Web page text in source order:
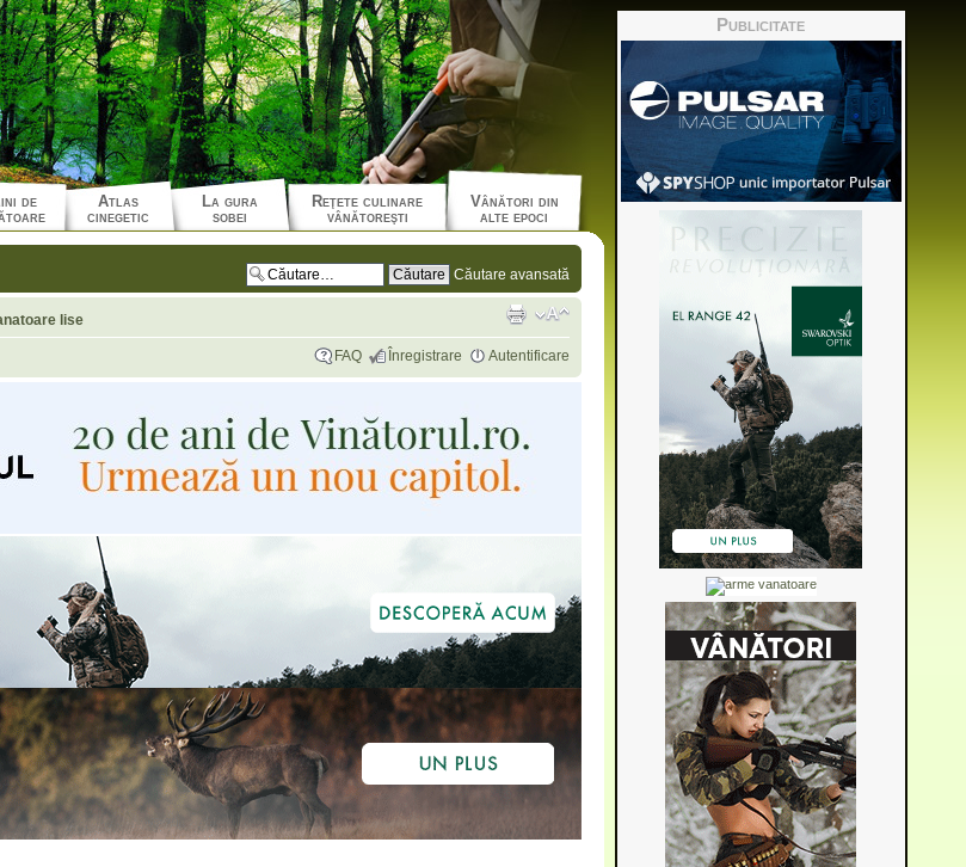
de
Atlas
cinegetic
La gura
sobei
Reţete culinare
vânătoreşti
Vânători din
alte epoci
Căutare avansată
lise
FAQ Înregistrare Autentificare
Publicitate